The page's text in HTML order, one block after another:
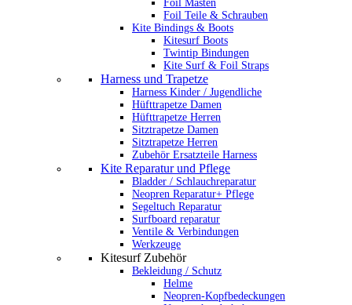
Foil Masten
Foil Teile & Schrauben
Kite Bindings & Boots
Kitesurf Boots
Twintip Bindungen
Kite Surf & Foil Straps
Harness und Trapetze
Harness Kinder / Jugendliche
Hüfttrapetze Damen
Hüfttrapetze Herren
Sitztrapetze Damen
Sitztrapetze Herren
Zubehör Ersatzteile Harness
Kite Reparatur und Pflege
Bladder / Schlauchreparatur
Neopren Reparatur+ Pflege
Segeltuch Reparatur
Surfboard reparatur
Ventile & Verbindungen
Werkzeuge
Kitesurf Zubehör
Bekleidung / Schutz
Helme
Neopren-Kopfbedeckungen